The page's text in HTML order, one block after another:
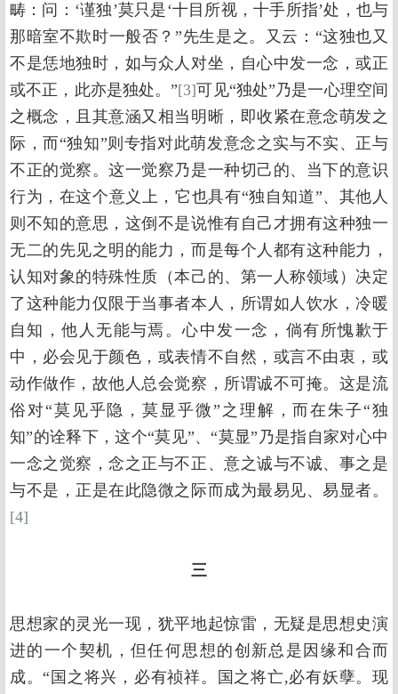
畴：问：‘谨独’莫只是‘十目所视，十手所指’处，也与
那暗室不欺时一般否？”先生是之。又云：“这独也又
不是恁地独时，如与众人对坐，自心中发一念，或正
或不正，此亦是独处。”[3]可见“独处”乃是一心理空间
之概念，且其意涵又相当明晰，即收紧在意念萌发之
际，而“独知”则专指对此萌发意念之实与不实、正与
不正的觉察。这一觉察乃是一种切己的、当下的意识
行为，在这个意义上，它也具有“独自知道”、其他人
则不知的意思，这倒不是说惟有自己才拥有这种独一
无二的先见之明的能力，而是每个人都有这种能力，
认知对象的特殊性质（本己的、第一人称领域）决定
了这种能力仅限于当事者本人，所谓如人饮水，冷暖
自知，他人无能与焉。心中发一念，倘有所愧歉于
中，必会见于颜色，或表情不自然，或言不由衷，或
动作做作，故他人总会觉察，所谓诚不可掩。这是流
俗对“莫见乎隐，莫显乎微”之理解，而在朱子“独
知”的诠释下，这个“莫见”、“莫显”乃是指自家对心中
一念之觉察，念之正与不正、意之诚与不诚、事之是
与不是，正是在此隐微之际而成为最易见、易显者。
[4]
三
思想家的灵光一现，犹平地起惊雷，无疑是思想史演
进的一个契机，但任何思想的创新总是因缘和合而
成。“国之将兴，必有祯祥。国之将亡,必有妖孽。现